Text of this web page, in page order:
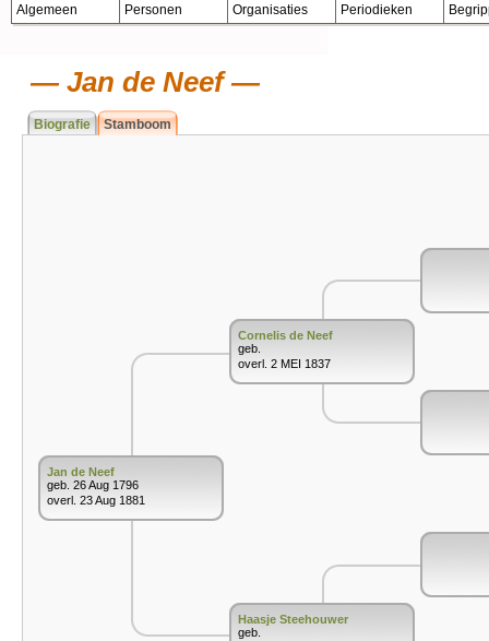
Algemeen Personen Organisaties Periodieken
Jan de Neef
Biografie Stamboom
Jan de Neef
geb. 26 Aug 1796
overl. 23 Aug 1881
Cornelis de Neef
geb.
overl. 2 MEI 1837
Haasje Steehouwer
geb.